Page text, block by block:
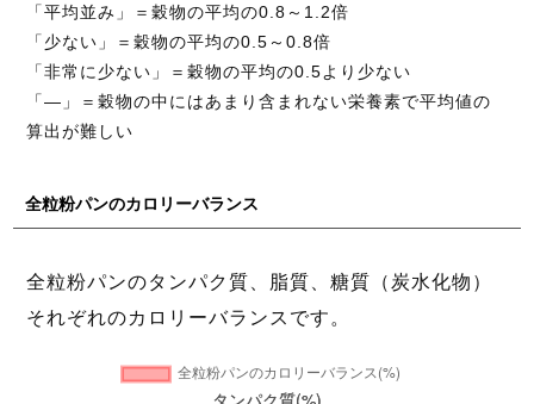
「平均並み」＝穀物の平均の0.8～1.2倍
「少ない」＝穀物の平均の0.5～0.8倍
「非常に少ない」＝穀物の平均の0.5より少ない
「―」＝穀物の中にはあまり含まれない栄養素で平均値の
算出が難しい
全粒粉パンのカロリーバランス
全粒粉パンのタンパク質、脂質、糖質（炭水化物）
それぞれのカロリーバランスです。